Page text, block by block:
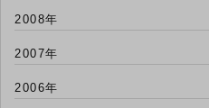
2008年
2007年
2006年